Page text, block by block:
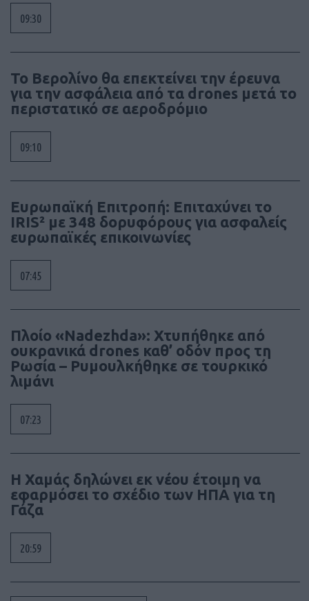
09:30
Το Βερολίνο θα επεκτείνει την έρευνα
για την ασφάλεια από τα drones μετά το
περιστατικό σε αεροδρόμιο
09:10
Ευρωπαϊκή Επιτροπή: Επιταχύνει το
IRIS² με 348 δορυφόρους για ασφαλείς
ευρωπαϊκές επικοινωνίες
07:45
Πλοίο «Nadezhda»: Χτυπήθηκε από
ουκρανικά drones καθ’ οδόν προς τη
Ρωσία – Ρυμουλκήθηκε σε τουρκικό
λιμάνι
07:23
Η Χαμάς δηλώνει εκ νέου έτοιμη να
εφαρμόσει το σχέδιο των ΗΠΑ για τη
Γάζα
20:59